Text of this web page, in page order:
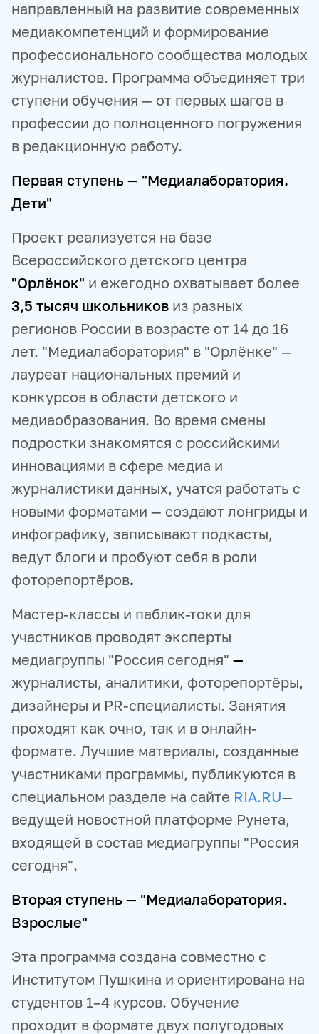
ПРОДУКТЫ И СЕРВИСЫ
НОВОСТНЫЕ ЛЕНТЫ
МЕДИАБАНК
РЕКЛАМА И СПЕЦПРОЕКТЫ
МЕДИАФАСАД
РЕЙТИНГИ И АНАЛИТИКА
БАЗА АНОНСОВ
ПЕРЕВОДЫ
ФОТОХОСТИНГИ
ФОТОВЫСТАВКИ
ТРЕНИНГИ
МУЛЬТИМЕДИЙНЫЙ ПРЕСС-ЦЕНТР
направленный на развитие современных
медиакомпетенций и формирование
профессионального сообщества молодых
журналистов. Программа объединяет три
ступени обучения — от первых шагов в
профессии до полноценного погружения
в редакционную работу.
Первая ступень — "Медиалаборатория.
Дети"
Проект реализуется на базе
Всероссийского детского центра
"Орлёнок" и ежегодно охватывает более
3,5 тысяч школьников из разных
регионов России в возрасте от 14 до 16
лет. "Медиалаборатория" в "Орлёнке" —
лауреат национальных премий и
конкурсов в области детского и
медиаобразования. Во время смены
подростки знакомятся с российскими
инновациями в сфере медиа и
журналистики данных, учатся работать с
новыми форматами — создают лонгриды и
инфографику, записывают подкасты,
ведут блоги и пробуют себя в роли
фоторепортёров.
Мастер-классы и паблик-токи для
участников проводят эксперты
медиагруппы "Россия сегодня" —
журналисты, аналитики, фоторепортёры,
дизайнеры и PR-специалисты. Занятия
проходят как очно, так и в онлайн-
формате. Лучшие материалы, созданные
участниками программы, публикуются в
специальном разделе на сайте RIA.RU—
ведущей новостной платформе Рунета,
входящей в состав медиагруппы "Россия
сегодня".
Вторая ступень — "Медиалаборатория.
Взрослые"
Эта программа создана совместно с
Институтом Пушкина и ориентирована на
студентов 1–4 курсов. Обучение
проходит в формате двух полугодовых